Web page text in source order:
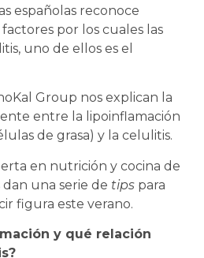
españolas reconoce
por los cuales las
uno de ellos es el
Group nos explican la
entre la lipoinflamación
de grasa) y la celulitis.
en nutrición y cocina de
una serie de tips para
figura este verano.
y qué relación